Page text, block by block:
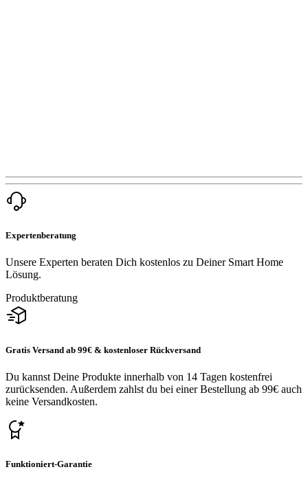
Expertenberatung
Unsere Experten beraten Dich kostenlos zu Deiner Smart Home
Lösung.
Produktberatung
Gratis Versand ab 99€ & kostenloser Rückversand
Du kannst Deine Produkte innerhalb von 14 Tagen kostenfrei
zurücksenden. Außerdem zahlst du bei einer Bestellung ab 99€ auch
keine Versandkosten.
Funktioniert-Garantie